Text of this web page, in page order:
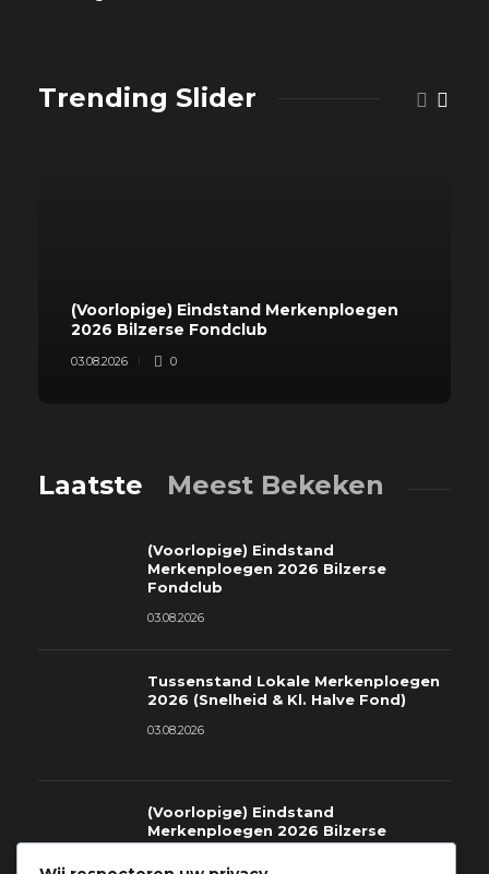
Trending Slider
(Voorlopige) Eindstand Merkenploegen
2026 Bilzerse Fondclub
03.08.2026 0
Laatste Meest Bekeken
(Voorlopige) Eindstand
Merkenploegen 2026 Bilzerse
Fondclub
03.08.2026
Tussenstand Lokale Merkenploegen
2026 (Snelheid & Kl. Halve Fond)
03.08.2026
(Voorlopige) Eindstand
Merkenploegen 2026 Bilzerse
Fondclub